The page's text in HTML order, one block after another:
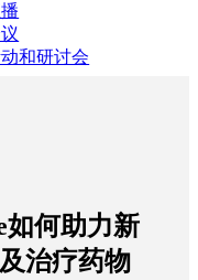
和研讨会
如何助力新
治疗药物